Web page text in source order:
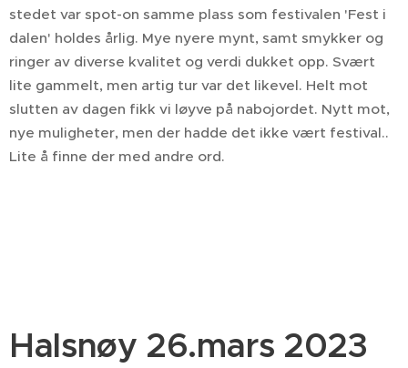
stedet var spot-on samme plass som festivalen 'Fest i
dalen' holdes årlig. Mye nyere mynt, samt smykker og
ringer av diverse kvalitet og verdi dukket opp. Svært
lite gammelt, men artig tur var det likevel. Helt mot
slutten av dagen fikk vi løyve på nabojordet. Nytt mot,
nye muligheter, men der hadde det ikke vært festival..
Lite å finne der med andre ord.
Halsnøy 26.mars 2023